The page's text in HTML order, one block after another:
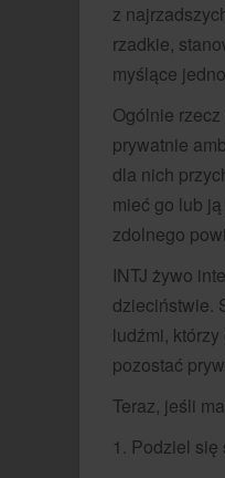
z
rzadkie,
myślące
Ogólnie
prywatnie
dla nich
mieć go lub
zdolnego
INTJ żywo
dzieciństwie.
ludźmi,
pozostać
Teraz, jeśli
1. Podziel się